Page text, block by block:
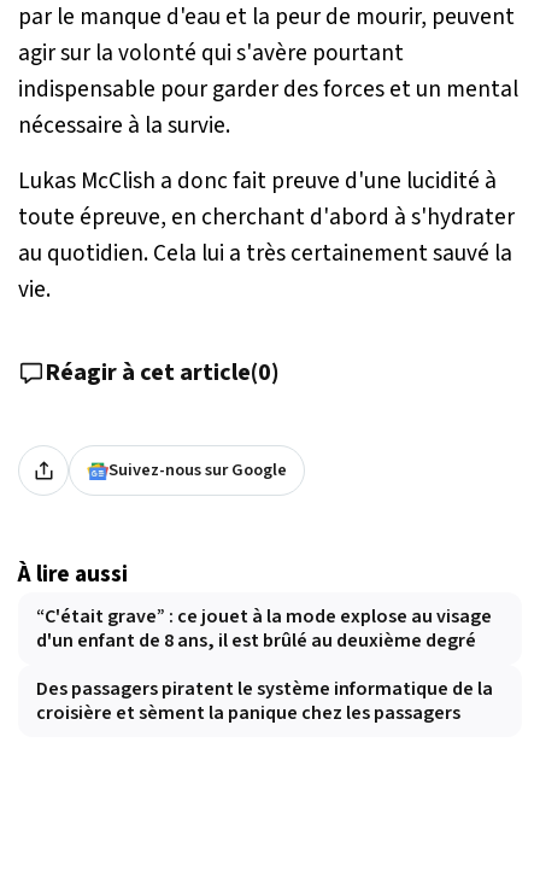
par le manque d'eau et la peur de mourir, peuvent
agir sur la volonté qui s'avère pourtant
indispensable pour garder des forces et un mental
nécessaire à la survie.
Lukas McClish a donc fait preuve d'une lucidité à
toute épreuve, en cherchant d'abord à s'hydrater
au quotidien. Cela lui a très certainement sauvé la
vie.
Réagir à cet article(0)
Suivez-nous sur Google
À lire aussi
“C'était grave” : ce jouet à la mode explose au visage
d'un enfant de 8 ans, il est brûlé au deuxième degré
Des passagers piratent le système informatique de la
croisière et sèment la panique chez les passagers